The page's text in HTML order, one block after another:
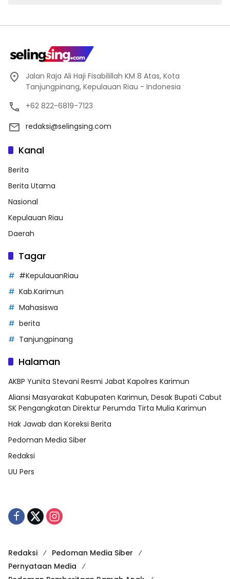
Jalan Raja Ali Haji Fisabilillah KM 8 Atas, Kota
Tanjungpinang, Kepulauan Riau - Indonesia
+62 822-6819-7123
redaksi@selingsing.com
Kanal
Berita
Berita Utama
Nasional
Kepulauan Riau
Daerah
Tagar
#KepulauanRiau
Kab.Karimun
Mahasiswa
berita
Tanjungpinang
Halaman
AKBP Yunita Stevani Resmi Jabat Kapolres Karimun
Aliansi Masyarakat Kabupaten Karimun, Desak Bupati Cabut
SK Pengangkatan Direktur Perumda Tirta Mulia Karimun
Hak Jawab dan Koreksi Berita
Pedoman Media Siber
Redaksi
UU Pers
Redaksi
Pedoman Media Siber
Pernyataan Media